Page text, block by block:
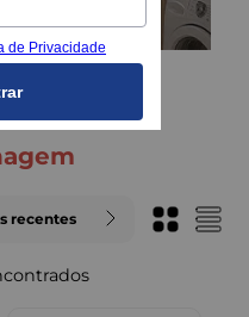
recentes
de Privacidade